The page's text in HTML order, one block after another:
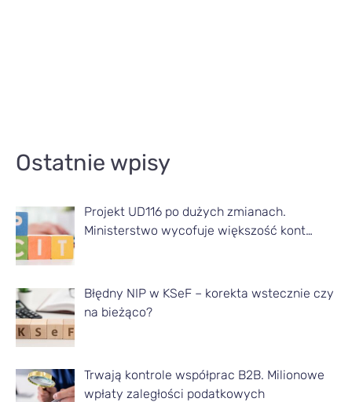
Ostatnie wpisy
Projekt UD116 po dużych zmianach.
Ministerstwo wycofuje większość kont…
Błędny NIP w KSeF – korekta wstecznie czy
na bieżąco?
Trwają kontrole współprac B2B. Milionowe
wpłaty zaległości podatkowych
r
y
k
u
ł
y
z
d
a